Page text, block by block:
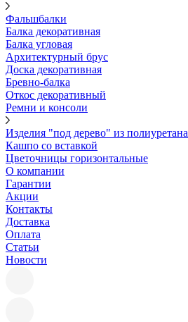
Фальшбалки
Балка декоративная
Балка угловая
Архитектурный брус
Доска декоративная
Бревно-балка
Откос декоративный
Ремни и консоли
Изделия "под дерево" из полиуретана
Кашпо со вставкой
Цветочницы горизонтальные
О компании
Гарантии
Акции
Контакты
Доставка
Оплата
Статьи
Новости